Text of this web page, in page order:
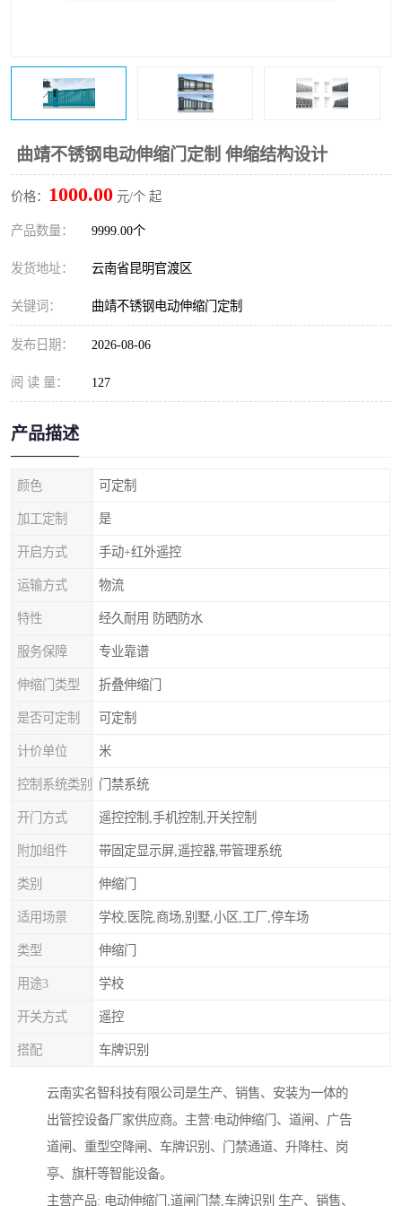
曲靖不锈钢电动伸缩门定制 伸缩结构设计
价格： 1000.00 元/个 起
产品数量： 9999.00个
发货地址： 云南省昆明官渡区
关键词： 曲靖不锈钢电动伸缩门定制
发布日期： 2026-08-06
阅 读 量： 127
产品描述
颜色 可定制
加工定制 是
开启方式 手动+红外遥控
运输方式 物流
特性 经久耐用 防晒防水
服务保障 专业靠谱
伸缩门类型 折叠伸缩门
是否可定制 可定制
计价单位 米
控制系统类别 门禁系统
开门方式 遥控控制,手机控制,开关控制
附加组件 带固定显示屏,遥控器,带管理系统
类别 伸缩门
适用场景 学校,医院,商场,别墅,小区,工厂,停车场
类型 伸缩门
用途3 学校
开关方式 遥控
搭配 车牌识别
云南实名智科技有限公司是生产、销售、安装为一体的
出管控设备厂家供应商。主营:电动伸缩门、道闸、广告
道闸、重型空降闸、车牌识别、门禁通道、升降柱、岗
亭、旗杆等智能设备。
主营产品: 电动伸缩门,道闸门禁,车牌识别 生产、销售、